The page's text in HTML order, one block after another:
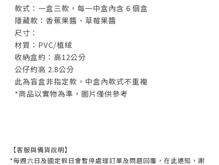
款式：一盒三款，每一中盒內含 6 個盒
隱藏款：香蕉果醬、草莓果醬
尺寸：
材質：PVC/植絨
收納盒約：高12公分
公仔約高 2.8公分
此為盲盒非指定款，中盒內款式不重複
*商品以實物為準，圖片僅供參考
【客服與備貨說明】
*每週六日及國定假日會暫停處理訂單及問題回覆，在此通知，謝